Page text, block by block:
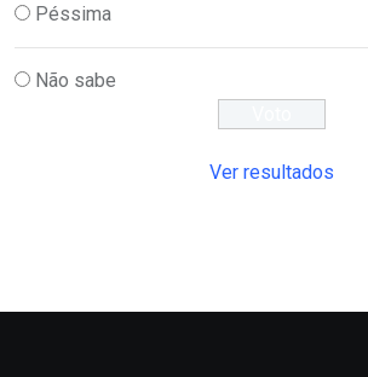
Péssima
Não sabe
Ver resultados